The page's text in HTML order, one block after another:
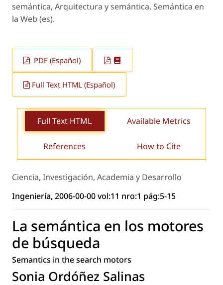
semántica, Arquitectura y semántica, Semántica en
la Web (es).
PDF (Español)
Full Text HTML (Español)
Full Text HTML Available Metrics
References How to Cite
Ciencia, Investigación, Academia y Desarrollo
Ingeniería, 2006-00-00 vol:11 nro:1 pág:5-15
La semántica en los motores
de búsqueda
Semantics in the search motors
Sonia Ordóñez Salinas